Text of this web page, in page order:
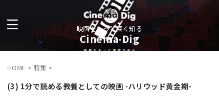
映画をもっと深く知る
Cinema-Dig
HOME > 特集 >
(3) 1分で読める教養としての映画 -ハリウッド黄金期-